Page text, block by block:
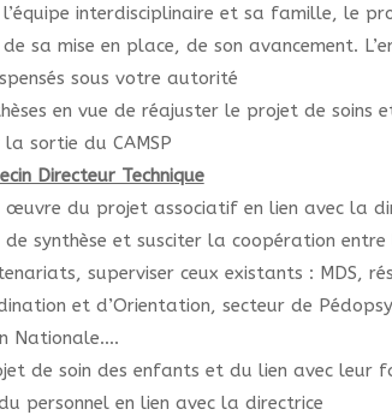
l’équipe interdisciplinaire et sa famille, le
sa mise en place, de son avancement.
sous votre autorité
en vue de réajuster le projet de soins
sortie du CAMSP
Directeur Technique
œuvre du projet associatif en lien avec la
de synthèse et susciter la coopération entre
superviser ceux existants : MDS,
et d’Orientation, secteur de
Nationale….
de soin des enfants et du lien avec leur
personnel en lien avec la directrice